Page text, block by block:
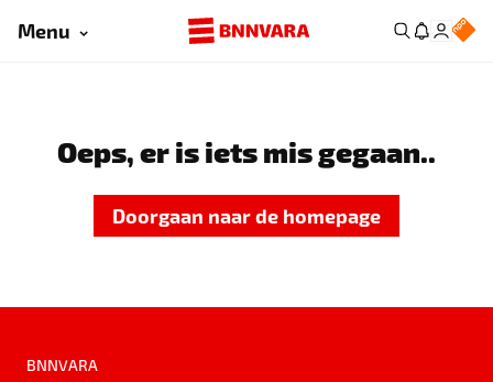
Menu
Oeps, er is iets mis gegaan..
Doorgaan naar de homepage
BNNVARA